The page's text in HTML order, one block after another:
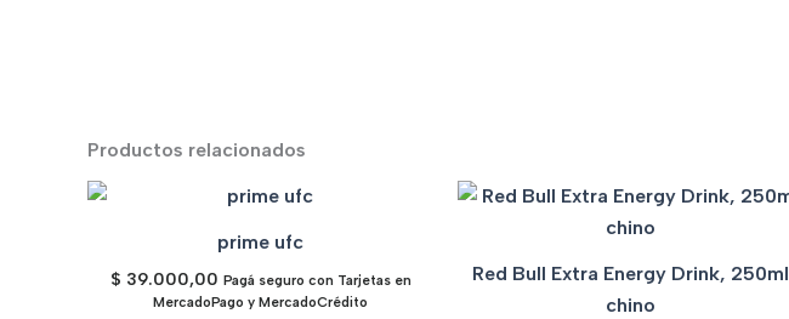
Productos relacionados
prime ufc
$ 39.000,00 Pagá seguro con Tarjetas en
MercadoPago y MercadoCrédito
Red Bull Extra Energy Drink, 250ml
chino